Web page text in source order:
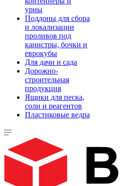
урны
Поддоны для сбора
и локализации
проливов под
канистры, бочки и
еврокубы
Для дачи и сада
Дорожно-
строительная
продукция
Ящики для песка,
соли и реагентов
Пластиковые ведра